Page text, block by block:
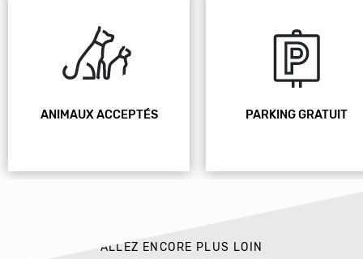
ANIMAUX ACCEPTÉS PARKING GRATUIT
ALLEZ ENCORE PLUS LOIN